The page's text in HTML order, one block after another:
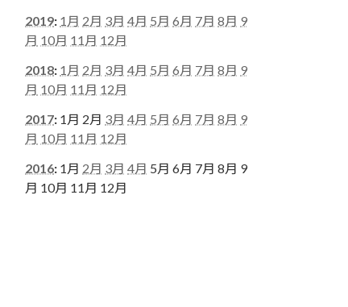
2019: 1月 2月 3月 4月 5月 6月 7月 8月 9
月 10月 11月 12月
2018: 1月 2月 3月 4月 5月 6月 7月 8月 9
月 10月 11月 12月
2017: 1月 2月 3月 4月 5月 6月 7月 8月 9
月 10月 11月 12月
2016: 1月 2月 3月 4月 5月 6月 7月 8月 9
月 10月 11月 12月